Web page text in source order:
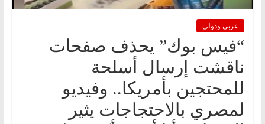
عربي ودولي
“فيس بوك” يحذف صفحات
ناقشت إرسال أسلحة
للمحتجين بأمريكا.. وفيديو
لمصري بالاحتجاجات يثير